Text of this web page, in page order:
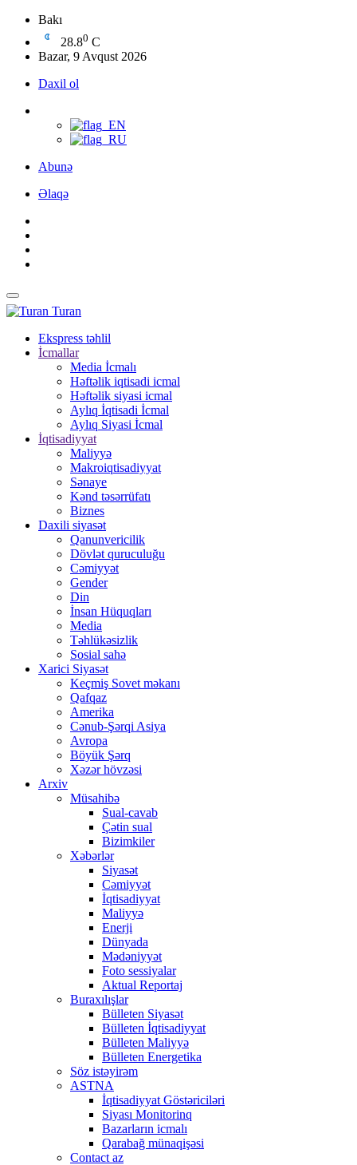
Bakı
28.80 C
Bazar, 9 Avqust 2026
Daxil ol
Abunə
Əlaqə
Turan
Ekspress təhlil
İcmallar
Media İcmalı
Həftəlik iqtisadi icmal
Həftəlik siyasi icmal
Aylıq İqtisadi İcmal
Aylıq Siyasi İcmal
İqtisadiyyat
Maliyyə
Makroiqtisadiyyat
Sənaye
Kənd təsərrüfatı
Biznes
Daxili siyasət
Qanunvericilik
Dövlət quruculuğu
Cəmiyyət
Gender
Din
İnsan Hüquqları
Media
Təhlükəsizlik
Sosial sahə
Xarici Siyasət
Keçmiş Sovet məkanı
Qafqaz
Amerika
Cənub-Şərqi Asiya
Avropa
Böyük Şərq
Xəzər hövzəsi
Arxiv
Müsahibə
Sual-cavab
Çətin sual
Bizimkiler
Xəbərlər
Siyasət
Cəmiyyət
İqtisadiyyat
Maliyyə
Enerji
Dünyada
Mədəniyyət
Foto sessiyalar
Aktual Reportaj
Buraxılışlar
Bülleten Siyasət
Bülleten İqtisadiyyat
Bülleten Maliyyə
Bülleten Energetika
Söz istəyirəm
ASTNA
İqtisadiyyat Göstəriciləri
Siyası Monitorinq
Bazarların icmalı
Qarabağ münaqişəsi
Contact az